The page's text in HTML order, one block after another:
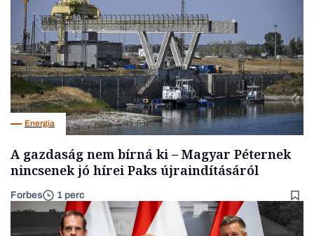
Energia
A gazdaság nem bírná ki – Magyar Péternek
nincsenek jó hírei Paks újraindításáról
Forbes 1 perc